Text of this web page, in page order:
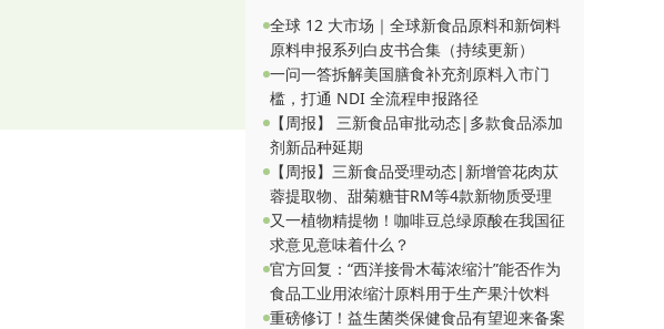
估结果显示，儿童及普通消
，以及脱醇葡萄酒中拟设
为125 mg/公斤体重。
全球 12 大市场｜全球新食品原料和新饲料
原料申报系列白皮书合集（持续更新）
一问一答拆解美国膳食补充剂原料入市门
槛，打通 NDI 全流程申报路径
【周报】 三新食品审批动态|多款食品添加
剂新品种延期
【周报】三新食品受理动态|新增管花肉苁
蓉提取物、甜菊糖苷RM等4款新物质受理
又一植物精提物！咖啡豆总绿原酸在我国征
求意见意味着什么？
官方回复：“西洋接骨木莓浓缩汁”能否作为
食品工业用浓缩汁原料用于生产果汁饮料
重磅修订！益生菌类保健食品有望迎来备案